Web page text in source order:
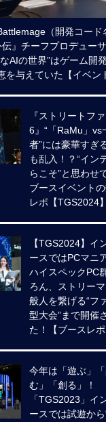
（開発コード
伝』チーフプロデュー
AIの世界”はゲーム開
を与えていた【イベン
『ストリートフ
6』“「RaMu」vs
者”には豪華すぎ
も乱入！？“イン
らこそ”と思わせ
ブースイベント
レポ【TGS2024】
【TGS2024】イ
ースではPCマニ
ハイスペックPC
ろん、ストリー
般人を繋げる“フ
型大会”まで開催
た！【ブースレポ
今年は「遊ぶ」
む」「創る」！
「TGS2023」イ
ースでは試遊か